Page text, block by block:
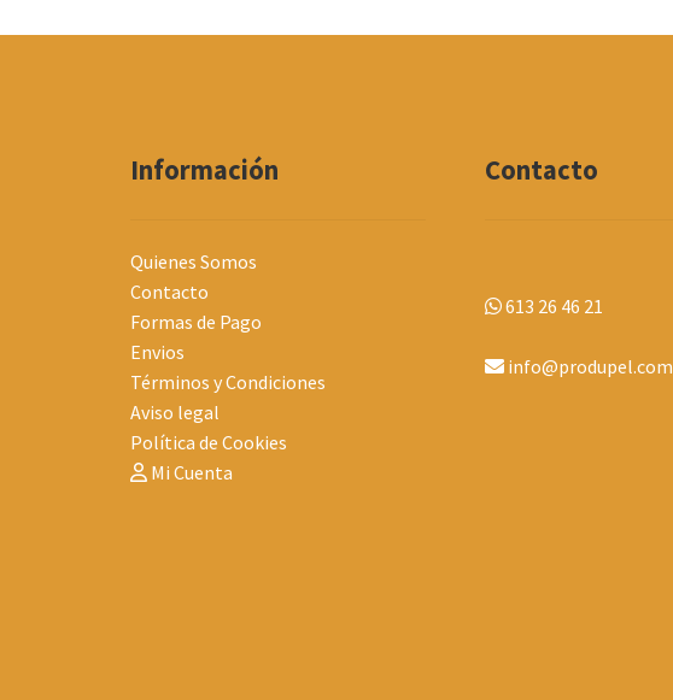
Información
Quienes Somos
Contacto
Formas de Pago
Envios
Términos y Condiciones
Aviso legal
Política de Cookies
Mi Cuenta
Contacto
613 26 46 21
info@produpel.com